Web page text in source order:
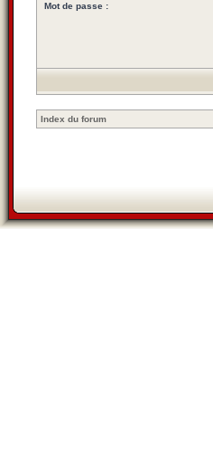
Mot de passe :
Index du forum